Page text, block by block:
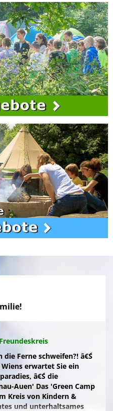
Ferne schweifen?! â€Ś
erwartet Sie ein
â€Ś die
Auen' Das 'Green Camp
Kreis von Kindern &
und unterhaltsames